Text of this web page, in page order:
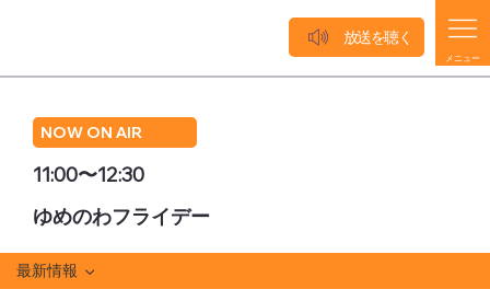
NOW ON AIR
11:00〜12:30
ゆめのわフライデー
メニュー
放送を聴く
最新情報